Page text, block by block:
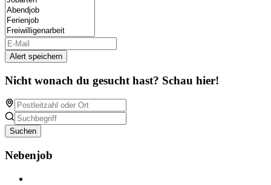
Alert speichern
Nicht wonach du gesucht hast? Schau hier!
Suchen
Nebenjob